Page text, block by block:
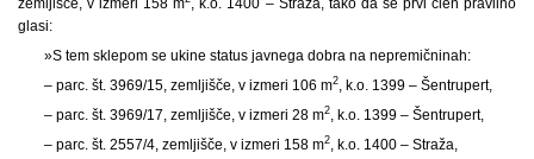
zemljišče, v izmeri 158 m , k.o. 1400 – Straža, tako da se prvi člen pravilno
glasi:
»S tem sklepom se ukine status javnega dobra na nepremičninah:
– parc. št. 3969/15, zemljišče, v izmeri 106 m2, k.o. 1399 – Šentrupert,
– parc. št. 3969/17, zemljišče, v izmeri 28 m2, k.o. 1399 – Šentrupert,
– parc. št. 2557/4, zemljišče, v izmeri 158 m2, k.o. 1400 – Straža,